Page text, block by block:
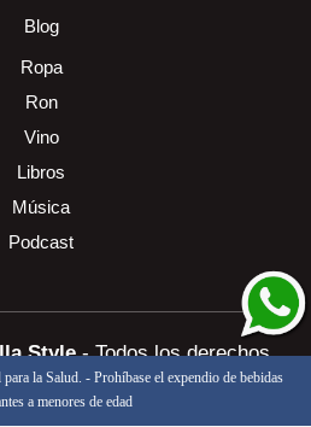
Blog
Ropa
Ron
Vino
Libros
Música
Podcast
la Salud. - Prohíbase el expendio de bebidas
a menores de edad
Style- Todos los derechos
y programado por: